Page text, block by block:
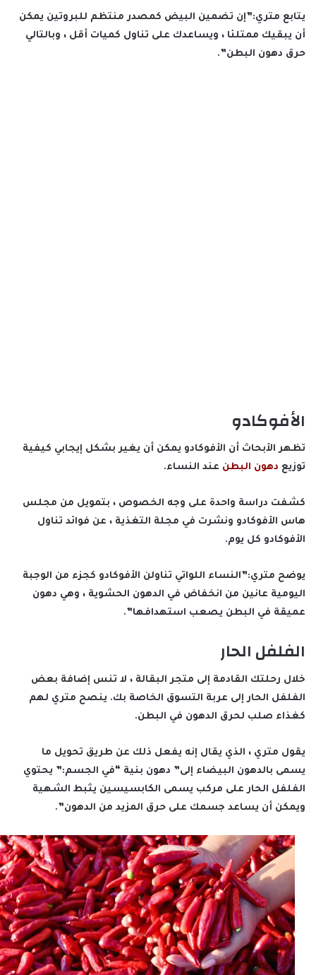
يتابع متري:”إن تضمين البيض كمصدر منتظم للبروتين يمكن
أن يبقيك ممتلئا ، ويساعدك على تناول كميات أقل ، وبالتالي
حرق دهون البطن”.
الأفوكادو
تظهر الأبحاث أن الأفوكادو يمكن أن يغير بشكل إيجابي كيفية
توزيع دهون البطن عند النساء.
كشفت دراسة واحدة على وجه الخصوص ، بتمويل من مجلس
هاس الأفوكادو ونشرت في مجلة التغذية ، عن فوائد تناول
الأفوكادو كل يوم.
يوضح متري:”النساء اللواتي تناولن الأفوكادو كجزء من الوجبة
اليومية عانين من انخفاض في الدهون الحشوية ، وهي دهون
عميقة في البطن يصعب استهدافها”.
الفلفل الحار
خلال رحلتك القادمة إلى متجر البقالة ، لا تنس إضافة بعض
الفلفل الحار إلى عربة التسوق الخاصة بك. ينصح متري لهم
كغذاء صلب لحرق الدهون في البطن.
يقول متري ، الذي يقال إنه يفعل ذلك عن طريق تحويل ما
يسمى بالدهون البيضاء إلى” دهون بنية “في الجسم:” يحتوي
الفلفل الحار على مركب يسمى الكابسيسين يثبط الشهية
ويمكن أن يساعد جسمك على حرق المزيد من الدهون”.